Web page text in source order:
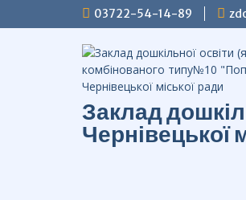
до
03722-54-14-89
Заклад
Чернівецької